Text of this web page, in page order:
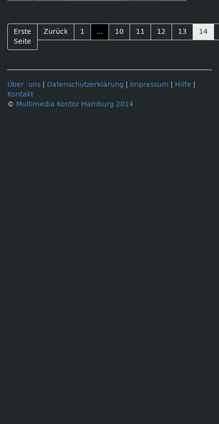
Erste
Seite
Zurück 1 ... 10 11 12 13 14
Über uns Datenschutzerklärung Impressum Hilfe
Kontakt
© Multimedia Kontor Hamburg 2014